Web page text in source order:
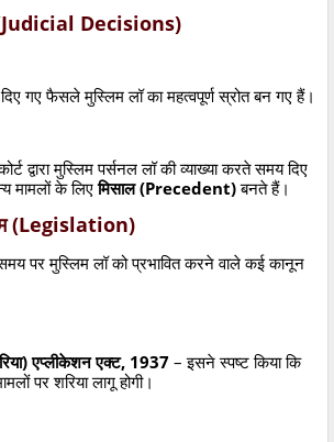
(Judicial Decisions)
दिए गए फैसले मुस्लिम लॉ का महत्वपूर्ण स्रोत बन गए हैं।
द्वारा मुस्लिम पर्सनल लॉ की व्याख्या करते समय दिए
मामलों के लिएमिसाल (Precedent)बनते हैं।
(Legislation)
पर मुस्लिम लॉ को प्रभावित करने वाले कई कानून
एप्लीकेशन एक्ट, 1937 – इसने स्पष्ट किया कि
पर शरिया लागू होगी।